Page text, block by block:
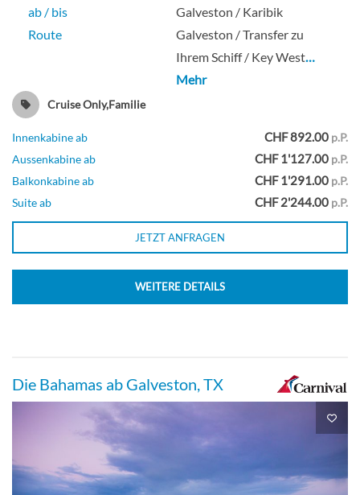
Balkonkabine-[8B]
Balkonkabine
Balkonkabine-[8C]
Deck 7
Balkonkabine
Deck 8
ab / bis
Galveston / Karibik
Route
Galveston / Transfer zu
Ihrem Schiff / Key West…
Mehr
Cruise Only,Familie
Innenkabine ab CHF 892.00 p.P.
Aussenkabine ab
CHF 1'127.00 p.P.
Balkonkabine ab
CHF 1'291.00 p.P.
Suite ab
CHF 2'244.00 p.P.
JETZT ANFRAGEN
WEITERE DETAILS
Die Bahamas ab Galveston, TX